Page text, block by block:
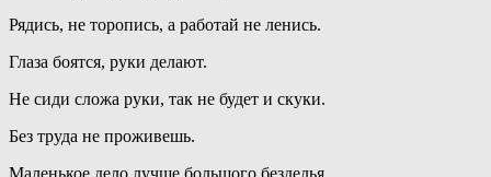
Рядись, не торопись, а работай не ленись.
Глаза боятся, руки делают.
Не сиди сложа руки, так не будет и скуки.
Без труда не проживешь.
Маленькое дело лучше большого безделья.